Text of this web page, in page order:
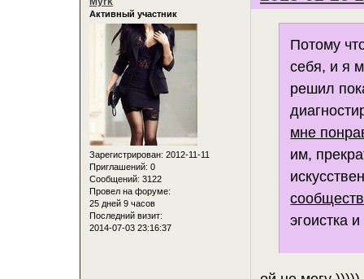
Активный участник
Зарегистрирован: 2012-11-11
Приглашений: 0
Сообщений: 3122
Провел на форуме:
25 дней 9 часов
Последний визит:
2014-07-03 23:16:37
Потому
себя, и я
решил
мне
им,
эгоистка